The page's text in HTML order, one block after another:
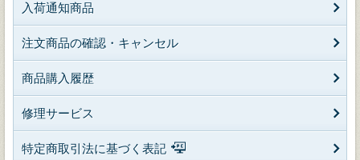
入荷通知商品
注文商品の確認・キャンセル
商品購入履歴
修理サービス
特定商取引法に基づく表記